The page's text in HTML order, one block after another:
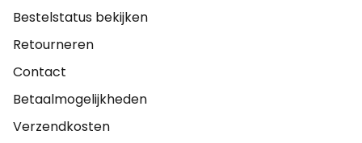
Bestelstatus bekijken
Retourneren
Contact
Betaalmogelijkheden
Verzendkosten